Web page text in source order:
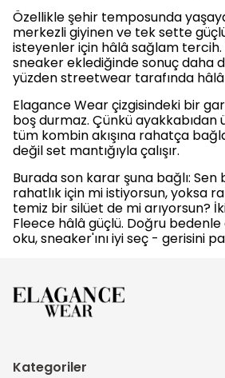
Özellikle şehir temposunda
merkezli giyinen ve tek sette
isteyenler için hâlâ sağlam
sneaker eklediğinde sonuç daha
yüzden streetwear tarafında
Elagance Wear çizgisindeki bir
boş durmaz. Çünkü ayakkabıdan
tüm kombin akışına rahatça
değil set mantığıyla çalışır.
Burada son karar şuna bağlı: Sen
rahatlık için mi istiyorsun, yoksa
temiz bir silüet de mi arıyorsun?
Fleece hâlâ güçlü. Doğru
oku, sneaker'ını iyi seç - gerisini
Kategoriler